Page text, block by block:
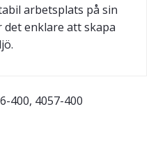
arbetsplats på sin
det enklare att skapa
400, 4057-400